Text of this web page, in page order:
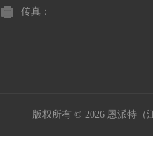
传真：
版权所有 © 2026 恩派特